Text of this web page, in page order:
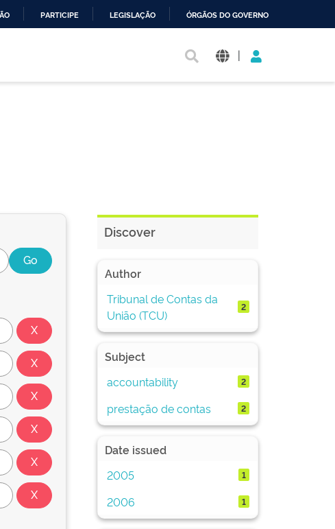
PARTICIPE LEGISLAÇÃO ÓRGÃOS DO GOVERNO
|
Discover
Author
Tribunal de Contas da
União (TCU)
2
Subject
accountability
2
prestação de contas 2
Date issued
2005
1
2006 1